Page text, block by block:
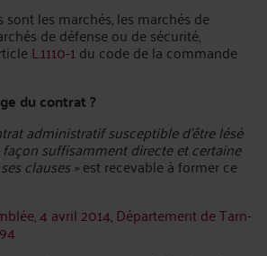
les marchés, les marchés de
de défense ou de sécurité,
L.1110-1du code de la commande
du contrat ?
administratif susceptible d’être lésé
suffisamment directe et certaine
clauses »est recevable à former ce
4 avril 2014, Département de Tarn-